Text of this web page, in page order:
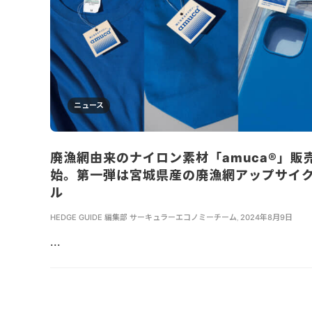
ニュース
廃漁網由来のナイロン素材「amuca®」販
始。第一弾は宮城県産の廃漁網アップサイ
ル
HEDGE GUIDE 編集部 サーキュラーエコノミーチーム 2024年8月9日
...